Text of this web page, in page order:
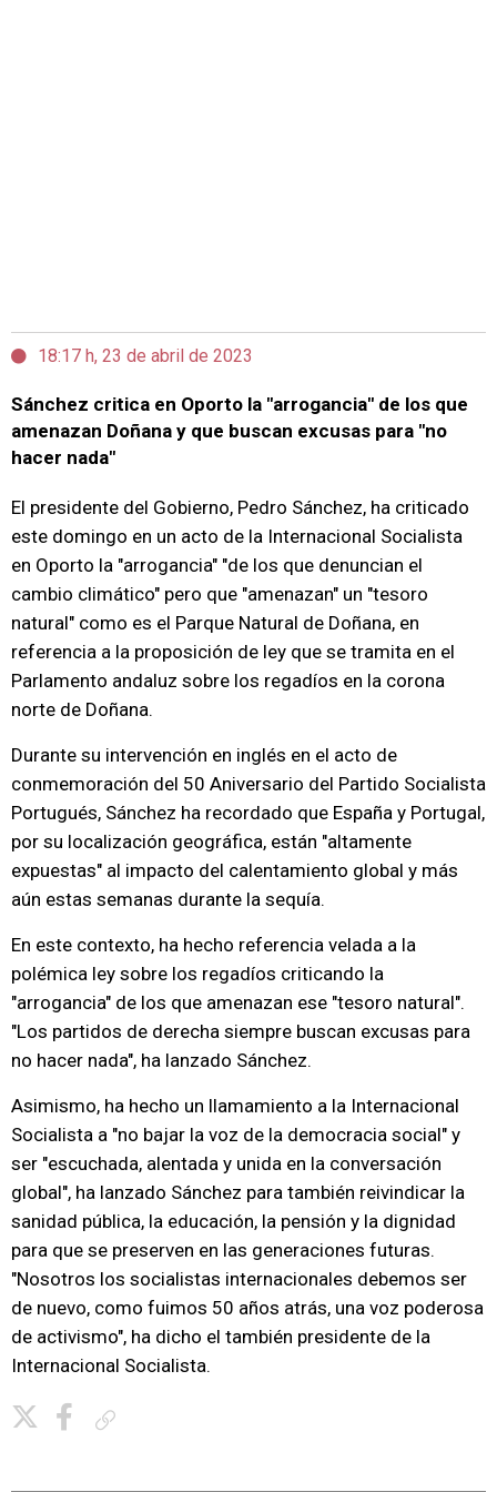
18:17 h, 23 de abril de 2023
Sánchez critica en Oporto la "arrogancia" de los que
amenazan Doñana y que buscan excusas para "no
hacer nada"
El presidente del Gobierno, Pedro Sánchez, ha criticado
este domingo en un acto de la Internacional Socialista
en Oporto la "arrogancia" "de los que denuncian el
cambio climático" pero que "amenazan" un "tesoro
natural" como es el Parque Natural de Doñana, en
referencia a la proposición de ley que se tramita en el
Parlamento andaluz sobre los regadíos en la corona
norte de Doñana.
Durante su intervención en inglés en el acto de
conmemoración del 50 Aniversario del Partido Socialista
Portugués, Sánchez ha recordado que España y Portugal,
por su localización geográfica, están "altamente
expuestas" al impacto del calentamiento global y más
aún estas semanas durante la sequía.
En este contexto, ha hecho referencia velada a la
polémica ley sobre los regadíos criticando la
"arrogancia" de los que amenazan ese "tesoro natural".
"Los partidos de derecha siempre buscan excusas para
no hacer nada", ha lanzado Sánchez.
Asimismo, ha hecho un llamamiento a la Internacional
Socialista a "no bajar la voz de la democracia social" y
ser "escuchada, alentada y unida en la conversación
global", ha lanzado Sánchez para también reivindicar la
sanidad pública, la educación, la pensión y la dignidad
para que se preserven en las generaciones futuras.
"Nosotros los socialistas internacionales debemos ser
de nuevo, como fuimos 50 años atrás, una voz poderosa
de activismo", ha dicho el también presidente de la
Internacional Socialista.